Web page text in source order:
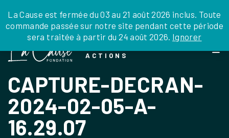
to
the
La Cause est fermée du 03 au 21 août 2026 inclus. Toute
commande passée sur notre site pendant cette période
sera traitée à partir du 24 août 2026. Ignorer
JE DONNE JE PARRAINE NOUS SOUTENIR
DEPUIS LA FRANCE
DEPUIS L’INTERNATIONAL
EN TANT QU’ORGANISATION
LEGS, LIBÉRALITÉS
0 ARTICLE
ACTIONS
CAPTURE-DECRAN-
2024-02-05-A-
16.29.07